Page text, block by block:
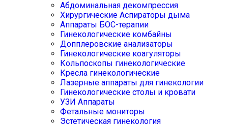
Абдоминальная декомпрессия
Хирургические Аспираторы дыма
Аппараты БОС-терапии
Гинекологические комбайны
Допплеровские анализаторы
Гинекологические коагуляторы
Кольпоскопы гинекологические
Кресла гинекологические
Лазерные аппараты для гинекологии
Гинекологические столы и кровати
УЗИ Аппараты
Фетальные мониторы
Эстетическая гинекология